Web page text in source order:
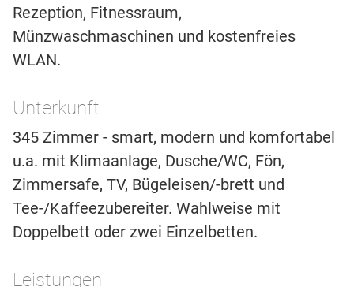
Rezeption, Fitnessraum,
Münzwaschmaschinen und kostenfreies
WLAN.
Unterkunft
345 Zimmer - smart, modern und komfortabel
u.a. mit Klimaanlage, Dusche/WC, Fön,
Zimmersafe, TV, Bügeleisen/-brett und
Tee-/Kaffeezubereiter. Wahlweise mit
Doppelbett oder zwei Einzelbetten.
Leistungen